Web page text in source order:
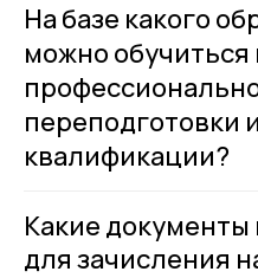
На базе какого
можно обучиться
переподготовки
квалификации?
Какие
для зачисления